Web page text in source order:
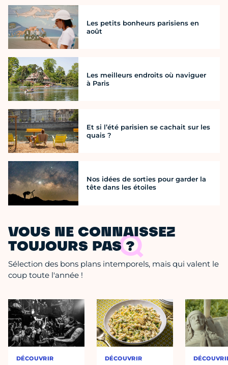
Les petits bonheurs parisiens en
août
Les meilleurs endroits où naviguer
à Paris
Et si l’été parisien se cachait sur les
quais ?
Nos idées de sorties pour garder la
tête dans les étoiles
VOUS NE CONNAISSEZ
TOUJOURS PAS ?
Sélection des bons plans intemporels, mais qui valent le
coup toute l'année !
DÉCOUVRIR DÉCOUVRIR